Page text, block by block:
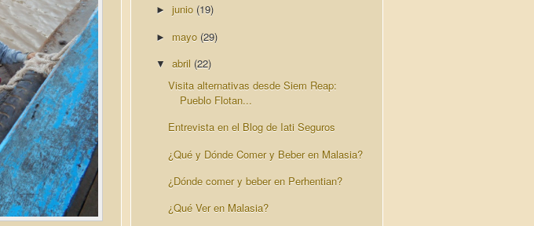
► junio (19)
► mayo (29)
▼ abril (22)
Visita alternativas desde Siem Reap:
Pueblo Flotan...
Entrevista en el Blog de Iati Seguros
¿Qué y Dónde Comer y Beber en Malasia?
¿Dónde comer y beber en Perhentian?
¿Qué Ver en Malasia?